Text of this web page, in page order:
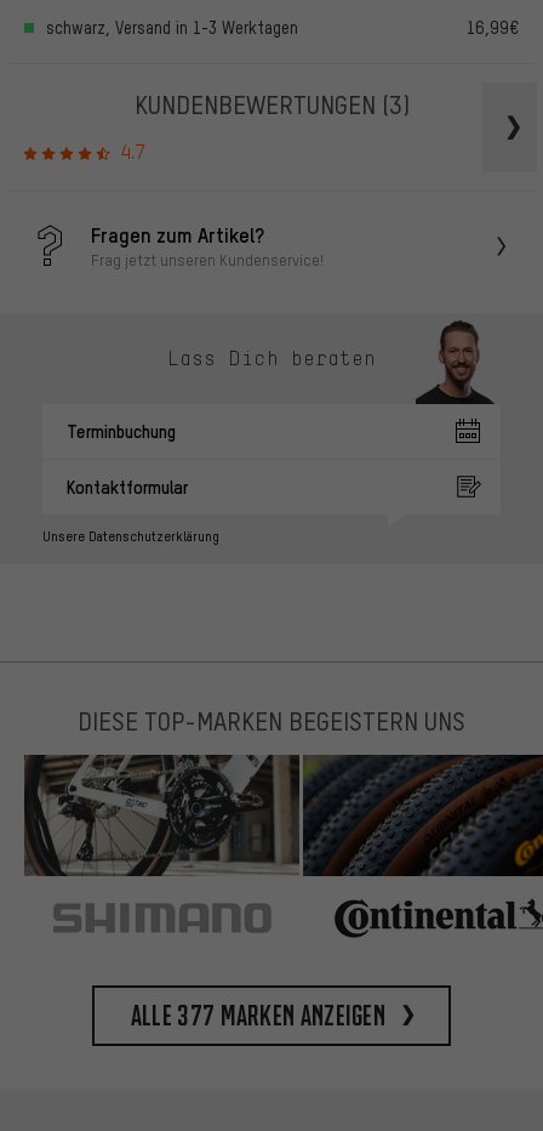
schwarz, Versand in 1-3 Werktagen 16,99€
KUNDENBEWERTUNGEN (3)
4.7
Fragen zum Artikel?
Frag jetzt unseren Kundenservice!
Lass Dich beraten
Terminbuchung
Kontaktformular
Unsere Datenschutzerklärung
DIESE TOP-MARKEN BEGEISTERN UNS
Alle 377 Marken anzeigen